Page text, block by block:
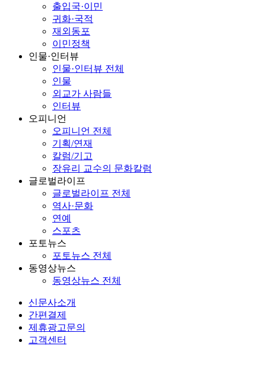
출입국·이민
귀화·국적
재외동포
이민정책
인물·인터뷰
인물·인터뷰 전체
인물
외교가 사람들
인터뷰
오피니언
오피니언 전체
기획/연재
칼럼/기고
장유리 교수의 문화칼럼
글로벌라이프
글로벌라이프 전체
역사·문화
연예
스포츠
포토뉴스
포토뉴스 전체
동영상뉴스
동영상뉴스 전체
신문사소개
간편결제
제휴광고문의
고객센터